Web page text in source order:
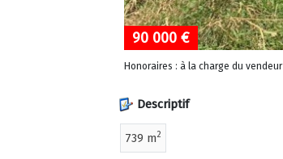
90 000 €
Honoraires : à la charge du vendeur
Descriptif
739 m2